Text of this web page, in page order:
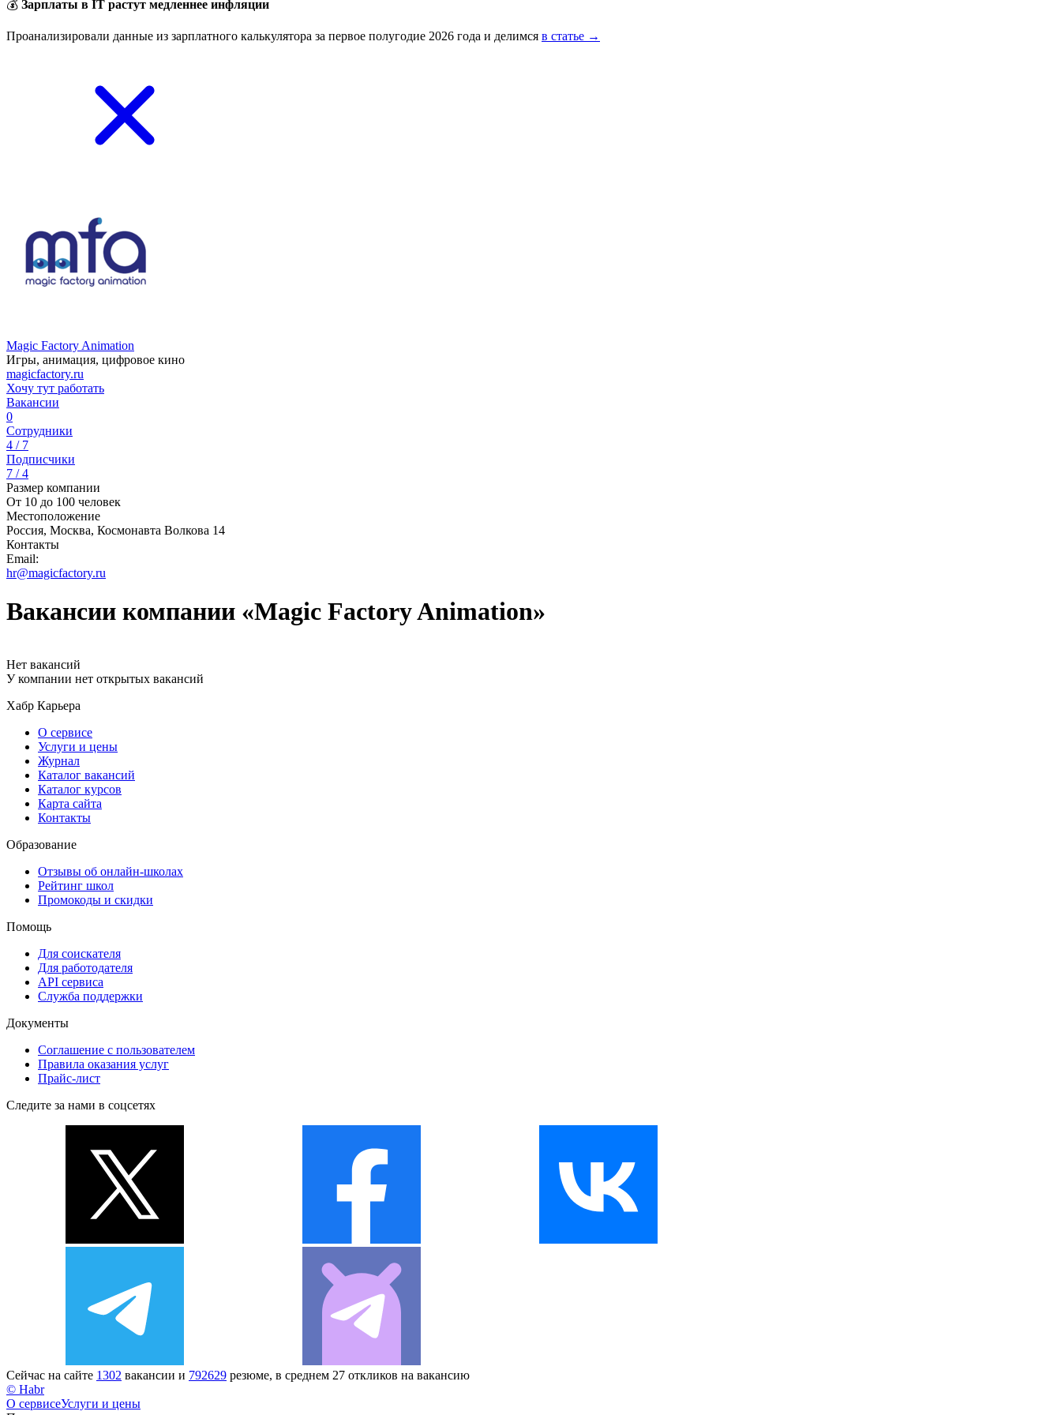
💰 Зарплаты в IT растут медленнее инфляции
Проанализировали данные из зарплатного калькулятора за первое полугодие 2026 года и делимся в статье →
Magic Factory Animation
Игры, анимация, цифровое кино
magicfactory.ru
Хочу тут работать
Вакансии
0
Сотрудники
4 / 7
Подписчики
7 / 4
Размер компании
От 10 до 100 человек
Местоположение
Россия, Москва, Космонавта Волкова 14
Контакты
Email:
hr@magicfactory.ru
Вакансии компании «Magic Factory Animation»
Нет вакансий
У компании нет открытых вакансий
Хабр Карьера
О сервисе
Услуги и цены
Журнал
Каталог вакансий
Каталог курсов
Карта сайта
Контакты
Образование
Отзывы об онлайн-школах
Рейтинг школ
Промокоды и скидки
Помощь
Для соискателя
Для работодателя
API сервиса
Служба поддержки
Документы
Соглашение с пользователем
Правила оказания услуг
Прайс-лист
Следите за нами в соцсетях
Сейчас на сайте 1302 вакансии и 792629 резюме, в среднем 27 откликов на вакансию
© Habr
О сервисеУслуги и цены